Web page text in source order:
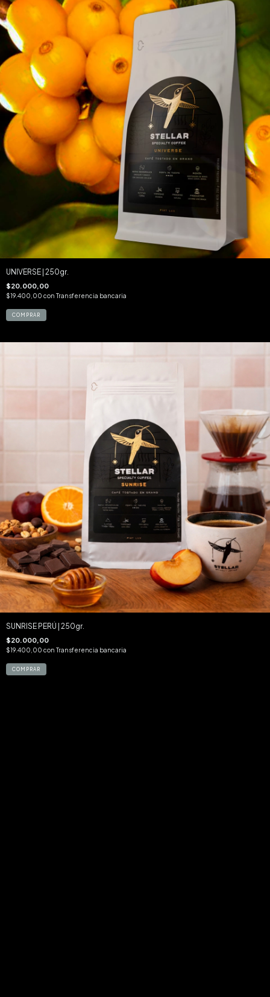
UNIVERSE | 250gr.
$20.000,00
$19.400,00 con Transferencia bancaria
COMPRAR
SUNRISE PERÚ | 250gr.
$20.000,00
$19.400,00 con Transferencia bancaria
COMPRAR